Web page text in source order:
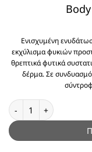
Ενισχυμένη
εκχύλισμα φυκιών
θρεπτικά φυτικά
δέρμα. Σε
Body Butter Amour